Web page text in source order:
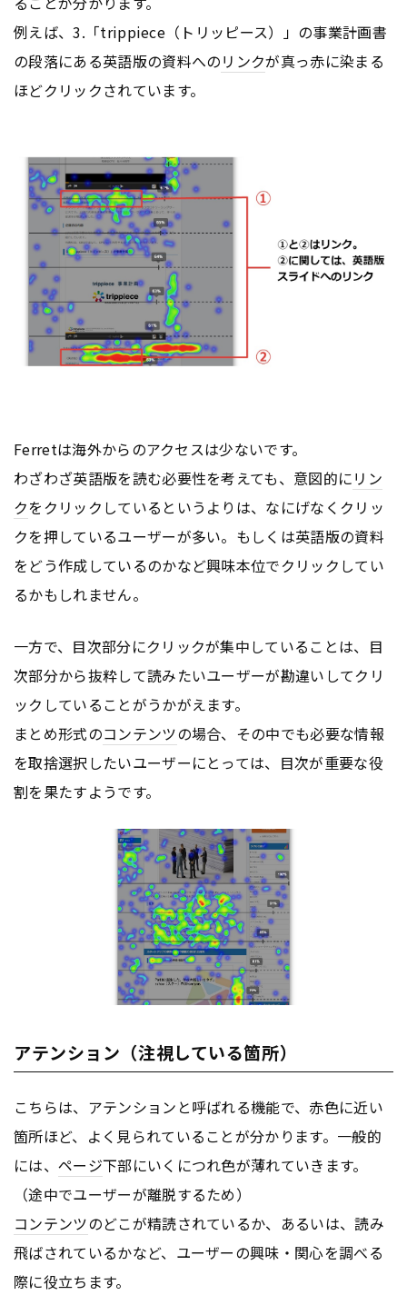
例えば、3.「trippiece（トリッピース）」の事業計画書
の段落にある英語版の資料へのリンクが真っ赤に染まる
ほどクリックされています。
Ferretは海外からのアクセスは少ないです。
わざわざ英語版を読む必要性を考えても、意図的にリン
クをクリックしているというよりは、なにげなくクリッ
クを押しているユーザーが多い。もしくは英語版の資料
をどう作成しているのかなど興味本位でクリックしてい
るかもしれません。
一方で、目次部分にクリックが集中していることは、目
次部分から抜粋して読みたいユーザーが勘違いしてクリ
ックしていることがうかがえます。
まとめ形式のコンテンツの場合、その中でも必要な情報
を取捨選択したいユーザーにとっては、目次が重要な役
割を果たすようです。
アテンション（注視している箇所）
こちらは、アテンションと呼ばれる機能で、赤色に近い
箇所ほど、よく見られていることが分かります。一般的
には、 ページ下部にいくにつれ色が薄れていきます。
（途中でユーザーが離脱するため）
コンテンツのどこが精読されているか、あるいは、読み
飛ばされているかなど、ユーザーの興味・関心を調べる
際に役立ちます。